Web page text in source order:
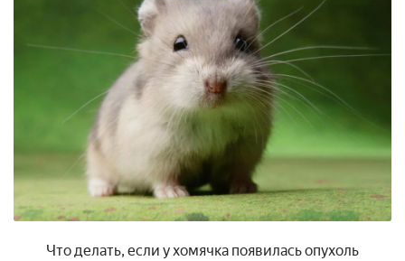
Что делать, если у хомячка появилась опухоль